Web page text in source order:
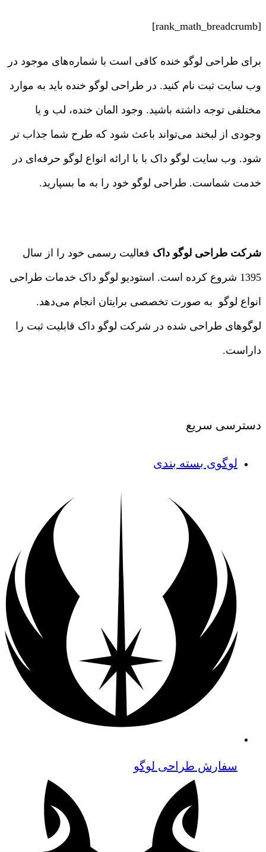
[rank_math_breadcrumb]
برای طراحی لوگو خنده کافی است با شماره‌های موجود در
وب سایت ثبت نام کنید. در طراحی لوگو خنده باید به موارد
مختلفی توجه داشته باشید. وجود المان خنده، لب و یا
وجودی از لبخند می‌تواند باعث شود که طرح شما جذاب تر
شود. وب سایت لوگو داک با با ارائه انواع لوگو حرفه‌ای در
خدمت شماست. طراحی لوگو خود را به ما بسپارید.
شرکت طراحی لوگو داک فعالیت رسمی خود را از سال
1395 شروع کرده است. استودیو لوگو داک خدمات طراحی
انواع لوگو به صورت تخصصی برایتان انجام می‌دهد.
لوگوهای طراحی شده در شرکت لوگو داک قابلیت ثبت را
داراست.
دسترسی سریع
لوگوی بسته بندی
سفارش طراحی لوگو